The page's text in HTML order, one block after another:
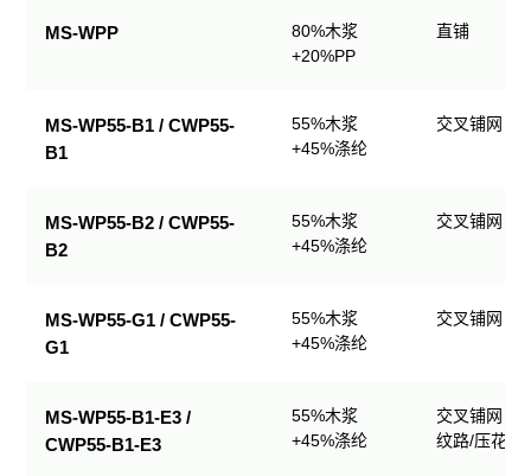
MS-WPP
80%木浆
+20%PP
直铺
MS-WP55-B1 / CWP55-
B1
55%木浆
+45%涤纶
交叉铺网；
MS-WP55-B2 / CWP55-
B2
55%木浆
+45%涤纶
交叉铺网；
MS-WP55-G1 / CWP55-
G1
55%木浆
+45%涤纶
交叉铺网；
MS-WP55-B1-E3 /
CWP55-B1-E3
55%木浆
+45%涤纶
交叉铺网；
纹路/压花